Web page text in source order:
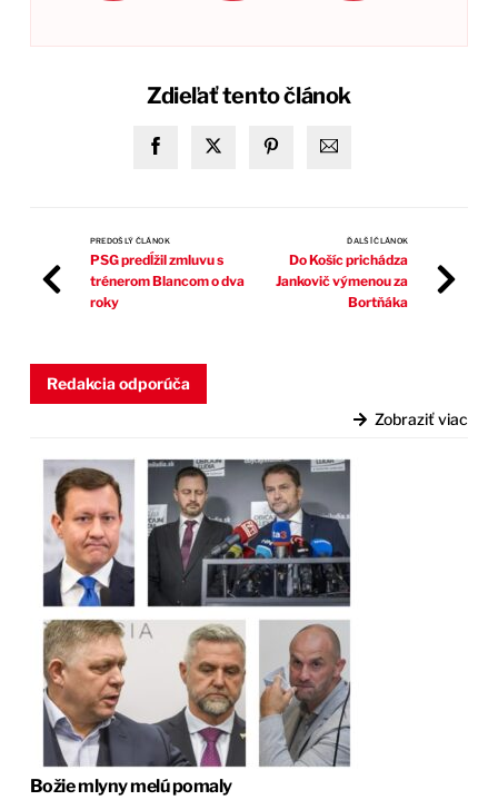
Zdieľať tento článok
PREDOŠLÝ ČLÁNOK
PSG predĺžil zmluvu s
trénerom Blancom o dva
roky
ĎALŠÍ ČLÁNOK
Do Košíc prichádza
Jankovič výmenou za
Bortňáka
Redakcia odporúča
Zobraziť viac
Božie mlyny melú pomaly